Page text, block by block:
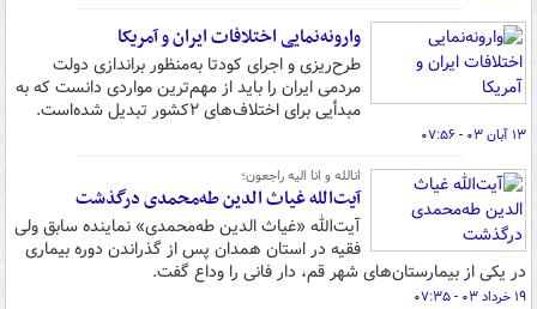
وارونه‌نمایی اختلافات ایران و آمریکا
طرح‌ریزی و اجرای کودتا به‌منظور براندازی دولت
مردمی ایران را باید از مهم‌ترین مواردی دانست که به
مبدأیی برای اختلاف‌های ۲کشور تبدیل شده‌است.
۱۳ آبان ۰۳ - ۰۷:۵۶
انالله و انا الیه راجعون؛
آیت‌الله غیاث الدین طه‌محمدی درگذشت
آیت‌الله «غیاث الدین طه‌محمدی» نماینده سابق ولی
فقیه در استان همدان پس از گذراندن دوره بیماری
در یکی از بیمارستان‌های شهر قم، دار فانی را وداع گفت.
۱۹ خرداد ۰۳ - ۰۷:۳۵